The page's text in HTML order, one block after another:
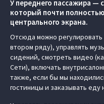
У переднего пассажира
который почти
центрального экрана.
Отсюда можно регулировать
втором ряду), управлять
сидений, смотреть видео
Сети), включать
также, если бы мы
гостиницы и заказывать еду